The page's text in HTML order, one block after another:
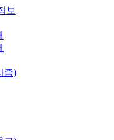
보
즘)